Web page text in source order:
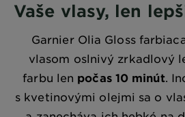
Vaše vlasy, len
Garnier Olia Gloss
vlasom oslnivý zrkadlový
farbu len počas 10 minút.
s kvetinovými olejmi sa o